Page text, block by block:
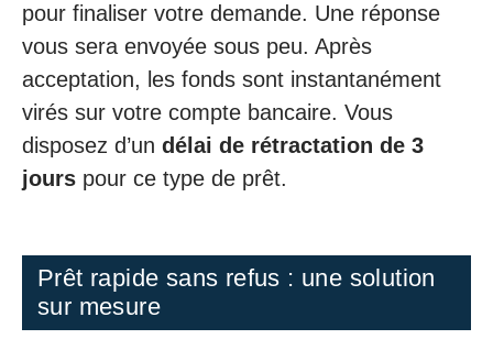
pour finaliser votre demande. Une réponse
vous sera envoyée sous peu. Après
acceptation, les fonds sont instantanément
virés sur votre compte bancaire. Vous
disposez d’un délai de rétractation de 3
jours pour ce type de prêt.
Prêt rapide sans refus : une solution
sur mesure